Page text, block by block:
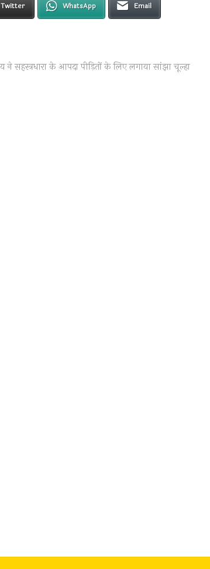
Twitter WhatsApp Email
ने सहस्त्रधारा के आपदा पीड़ितों के लिए लगाया सांझा चूल्हा